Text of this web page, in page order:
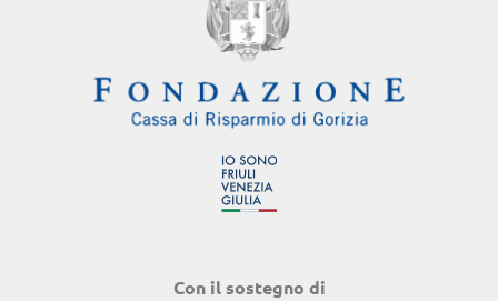
Con il sostegno di